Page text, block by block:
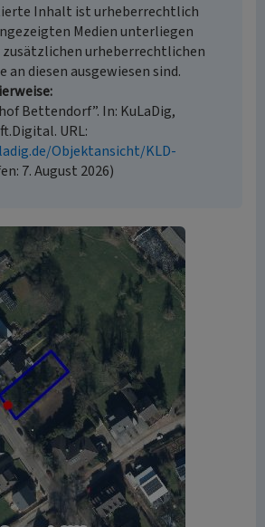
Inhalt ist urheberrechtlich
Medien unterliegen
urheberrechtlichen
an diesen ausgewiesen sind.
Bettendorf”. In: KuLaDig,
URL:
Objektansicht/KLD-
7. August 2026)